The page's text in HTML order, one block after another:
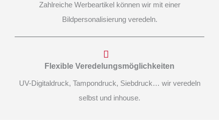
Zahlreiche Werbeartikel können wir mit einer
Bildpersonalisierung veredeln.
Flexible Veredelungsmöglichkeiten
UV-Digitaldruck, Tampondruck, Siebdruck… wir veredeln
selbst und inhouse.